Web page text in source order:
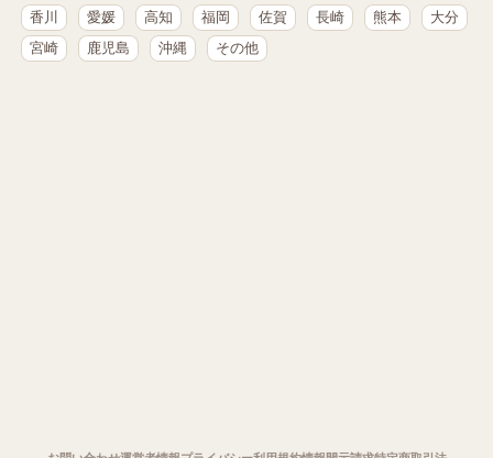
香川
愛媛 高知 福岡 佐賀 長崎 熊本
大分
宮崎
鹿児島 沖縄 その他